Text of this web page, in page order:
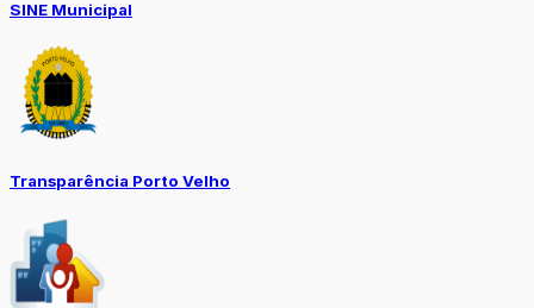
SINE Municipal
Transparência Porto Velho